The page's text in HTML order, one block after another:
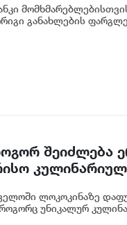
განახლების
შეიძლება
ლოკოკინაზე
უნიკალურ